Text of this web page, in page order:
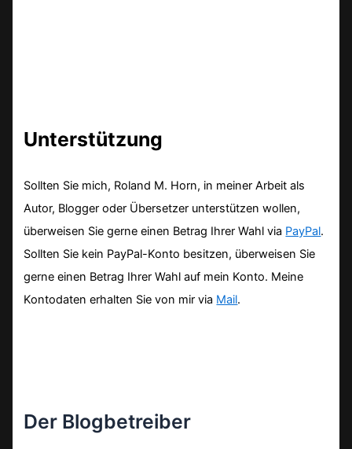
Unterstützung
Sollten Sie mich, Roland M. Horn, in meiner Arbeit als
Autor, Blogger oder Übersetzer unterstützen wollen,
überweisen Sie gerne einen Betrag Ihrer Wahl via PayPal.
Sollten Sie kein PayPal-Konto besitzen, überweisen Sie
gerne einen Betrag Ihrer Wahl auf mein Konto. Meine
Kontodaten erhalten Sie von mir via Mail.
Der Blogbetreiber